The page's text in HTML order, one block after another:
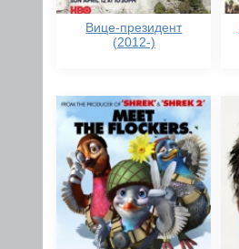
Вице-президент
(2012-)